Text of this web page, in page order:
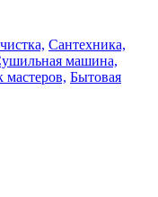
Сантехника,
машина,
мастеров, Бытовая